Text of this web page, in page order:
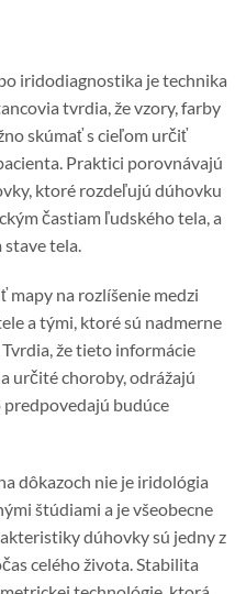
iridodiagnostika je technika
tvrdia, že vzory, farby
skúmať s cieľom určiť
Praktici porovnávajú
ktoré rozdeľujú dúhovku
častiam ľudského tela, a
stave tela.
mapy na rozlíšenie medzi
a tými, ktoré sú nadmerne
že tieto informácie
určité choroby, odrážajú
budúce
dôkazoch nie je iridológia
štúdiami a je všeobecne
dúhovky sú jedny z
celého života. Stabilita